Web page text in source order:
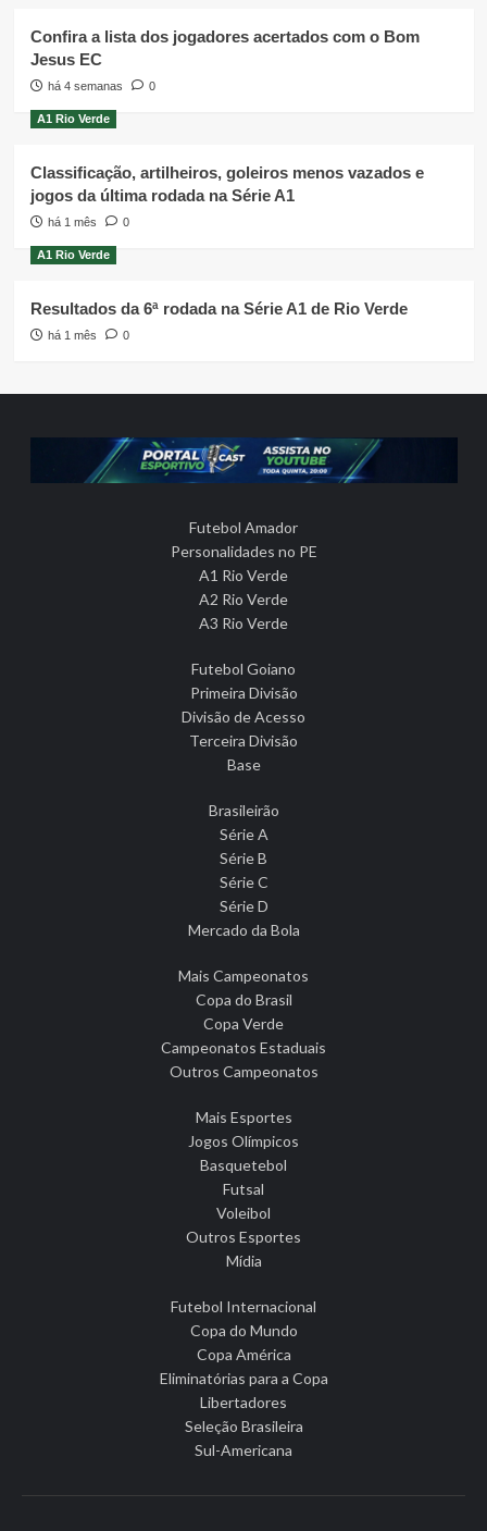
Confira a lista dos jogadores acertados com o Bom
Jesus EC
há 4 semanas 0
A1 Rio Verde
Classificação, artilheiros, goleiros menos vazados e
jogos da última rodada na Série A1
há 1 mês 0
A1 Rio Verde
Resultados da 6ª rodada na Série A1 de Rio Verde
há 1 mês 0
Futebol Amador
Personalidades no PE
A1 Rio Verde
A2 Rio Verde
A3 Rio Verde
Futebol Goiano
Primeira Divisão
Divisão de Acesso
Terceira Divisão
Base
Brasileirão
Série A
Série B
Série C
Série D
Mercado da Bola
Mais Campeonatos
Copa do Brasil
Copa Verde
Campeonatos Estaduais
Outros Campeonatos
Mais Esportes
Jogos Olímpicos
Basquetebol
Futsal
Voleibol
Outros Esportes
Mídia
Futebol Internacional
Copa do Mundo
Copa América
Eliminatórias para a Copa
Libertadores
Seleção Brasileira
Sul-Americana